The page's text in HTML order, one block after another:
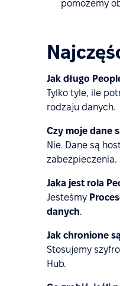
pomożemy
Jak długo
Tylko tyle, ile
rodzaju danych.
Czy moje dane
Nie. Dane są
zabezpieczenia.
Jaka jest rola
Jesteśmy
danych.
Jak chronione
Stosujemy
Hub.